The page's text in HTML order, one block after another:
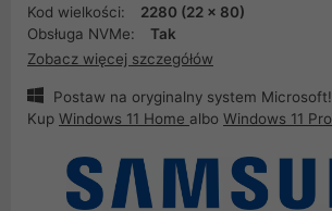
Kod wielkości:
2280 (22 x 80)
Obsługa NVMe:
Tak
Zobacz więcej szczegółów
Postaw na oryginalny system Microsoft!
Kup Windows 11 Home albo Windows 11 Pro